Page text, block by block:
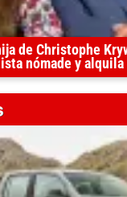
de Christophe
nómade y alquila